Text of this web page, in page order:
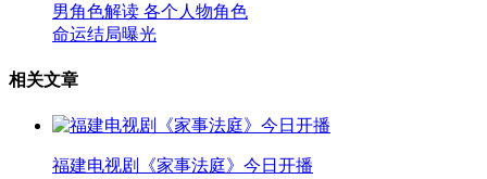
男角色解读 各个人物角色
命运结局曝光
相关文章
福建电视剧《家事法庭》今日开播